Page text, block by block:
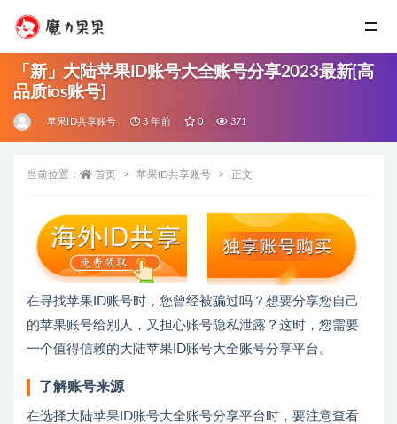
「新」大陆苹果ID账号大全账号分享2023最新[高
品质ios账号]
苹果ID共享账号 3 年前 0 371
当前位置： 首页 苹果ID共享账号 正文
在寻找苹果ID账号时，您曾经被骗过吗？想要分享您自己
的苹果账号给别人，又担心账号隐私泄露？这时，您需要
一个值得信赖的大陆苹果ID账号大全账号分享平台。
了解账号来源
在选择大陆苹果ID账号大全账号分享平台时，要注意查看